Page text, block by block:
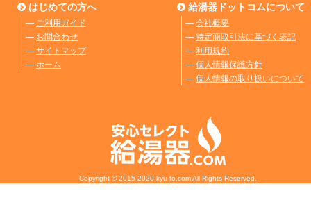
はじめての方へ
― ご利用ガイド
― お問合わせ
― サイトマップ
― ホーム
給湯器ドットコムについて
― 会社概要
― 特定商取引法に基づく表記
― 利用規約
― 個人情報保護方針
― 個人情報の取り扱いについて
Copyright © 2015-2020 kyu-to.com All Rights Reserved.